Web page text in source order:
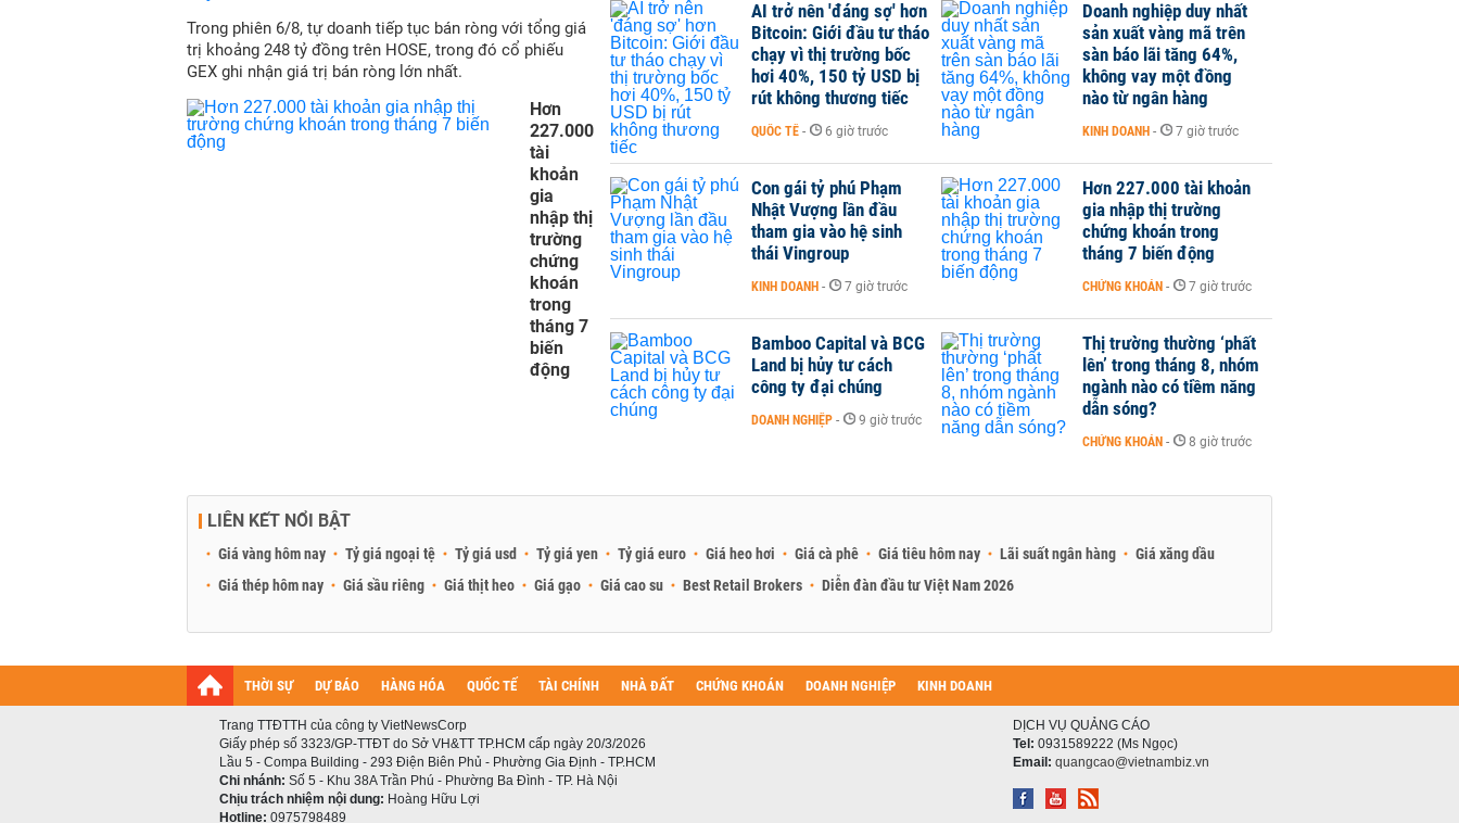
Trong phiên 6/8, tự doanh tiếp tục bán ròng với tổng giá
trị khoảng 248 tỷ đồng trên HOSE, trong đó cổ phiếu
GEX ghi nhận giá trị bán ròng lớn nhất.
Hơn
227.000
tài
khoản
gia
nhập thị
trường
chứng
khoán
trong
tháng 7
biến
động
AI trở nên 'đáng sợ' hơn
Bitcoin: Giới đầu tư tháo
chạy vì thị trường bốc
hơi 40%, 150 tỷ USD bị
rút không thương tiếc
QUỐC TẾ - 6 giờ trước
Doanh nghiệp duy nhất
sản xuất vàng mã trên
sàn báo lãi tăng 64%,
không vay một đồng
nào từ ngân hàng
KINH DOANH - 7 giờ trước
Con gái tỷ phú Phạm
Nhật Vượng lần đầu
tham gia vào hệ sinh
thái Vingroup
KINH DOANH - 7 giờ trước
Hơn 227.000 tài khoản
gia nhập thị trường
chứng khoán trong
tháng 7 biến động
CHỨNG KHOÁN - 7 giờ trước
Bamboo Capital và BCG
Land bị hủy tư cách
công ty đại chúng
DOANH NGHIỆP - 9 giờ trước
Thị trường thường ‘phất
lên’ trong tháng 8, nhóm
ngành nào có tiềm năng
dẫn sóng?
CHỨNG KHOÁN - 8 giờ trước
LIÊN KẾT NỔI BẬT
Giá vàng hôm nay Tỷ giá ngoại tệ Tỷ giá usd Tỷ giá yen Tỷ giá euro Giá heo hơi Giá cà phê Giá tiêu hôm nay Lãi suất ngân hàng
Giá xăng dầu
Giá thép hôm nay
Giá sầu riêng Giá thịt heo Giá gạo Giá cao su Best Retail Brokers Diễn đàn đầu tư Việt Nam 2026
THỜI SỰ DỰ BÁO HÀNG HÓA QUỐC TẾ TÀI CHÍNH NHÀ ĐẤT CHỨNG KHOÁN DOANH NGHIỆP KINH DOANH
Trang TTĐTTH của công ty VietNewsCorp
Giấy phép số 3323/GP-TTĐT do Sở VH&TT TP.HCM cấp ngày 20/3/2026
Lầu 5 - Compa Building - 293 Điện Biên Phủ - Phường Gia Định - TP.HCM
Chi nhánh: Số 5 - Khu 38A Trần Phú - Phường Ba Đình - TP. Hà Nội
Chịu trách nhiệm nội dung: Hoàng Hữu Lợi
Hotline: 0975798489
DỊCH VỤ QUẢNG CÁO
Tel: 0931589222 (Ms Ngọc)
Email: quangcao@vietnambiz.vn